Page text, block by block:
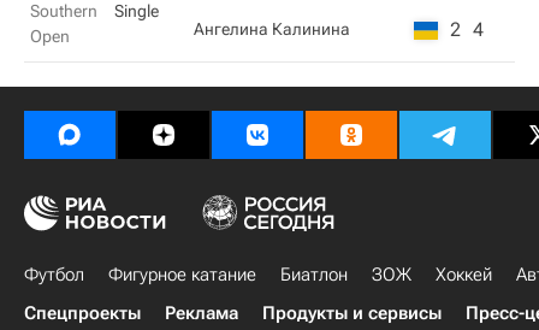
Southern
Open
Single
Ангелина Калинина 2 4
Футбол Фигурное катание Биатлон ЗОЖ Хоккей
Спецпроекты
Реклама Продукты и сервисы Пресс-